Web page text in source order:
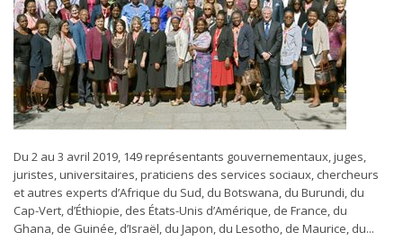
Du 2 au 3 avril 2019, 149 représentants gouvernementaux, juges,
juristes, universitaires, praticiens des services sociaux, chercheurs
et autres experts d’Afrique du Sud, du Botswana, du Burundi, du
Cap-Vert, d’Éthiopie, des États-Unis d’Amérique, de France, du
Ghana, de Guinée, d’Israël, du Japon, du Lesotho, de Maurice, du...